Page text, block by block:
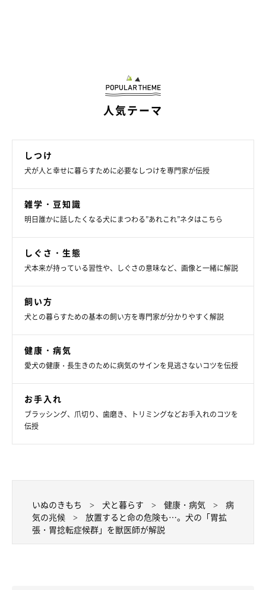
getty
命にかかわることもあるという犬の胃拡張・胃捻転症候群。飼い
主さんは予防のためにできることを心がけてみてくださいね。
（監修：いぬのきもち・ねこのきもち獣医師相談室 担当獣医
師）
※記事と写真に関連性はありませんので予めご了承ください。
取材・文／柴田おまめ
人気テーマ
しつけ
犬が人と幸せに暮らすために必要なしつけを専門家が伝授
雑学・豆知識
明日誰かに話したくなる犬にまつわる”あれこれ”ネタはこちら
しぐさ・生態
犬本来が持っている習性や、しぐさの意味など、画像と一緒に解説
飼い方
犬との暮らすための基本の飼い方を専門家が分かりやすく解説
健康・病気
愛犬の健康・長生きのために病気のサインを見逃さないコツを伝授
お手入れ
ブラッシング、爪切り、歯磨き、トリミングなどお手入れのコツを
伝授
いぬのきもち 犬と暮らす 健康・病気
病
気の兆候
放置すると命の危険も…。犬の「胃拡
張・胃捻転症候群」を獣医師が解説